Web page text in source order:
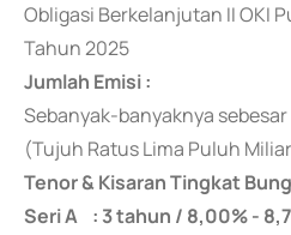
Obligasi Berkelanjutan II OKI
Tahun 2025
Jumlah Emisi :
Sebanyak-banyaknya
(Tujuh Ratus Lima Puluh
Tenor & Kisaran Tingkat
Seri A : 3 tahun / 8,00% -